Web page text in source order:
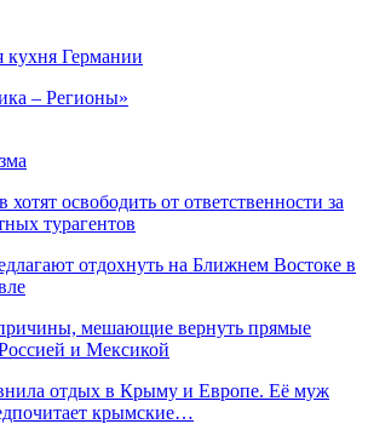
кухня Германии
– Регионы»
хотят освободить от ответственности за
турагентов
отдохнуть на Ближнем Востоке в
мешающие вернуть прямые
и Мексикой
отдых в Крыму и Европе. Её муж
крымские…